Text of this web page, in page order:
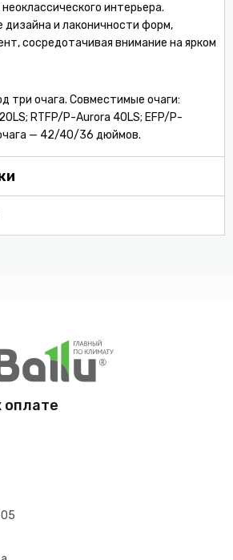
интерьера.
дизайна и лаконичности форм,
сосредотачивая внимание на ярком
три очага. Совместимые очаги:
RTFP/P-Aurora 40LS; EFP/P-
— 42/40/36 дюймов.